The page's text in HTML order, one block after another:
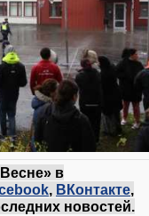
в
, ВКонтакте,
новостей.